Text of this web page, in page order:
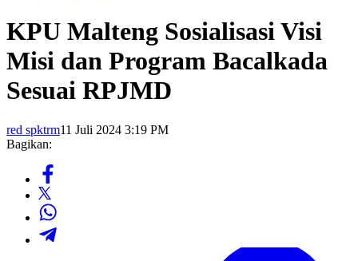
KPU Malteng Sosialisasi Visi
Misi dan Program Bacalkada
Sesuai RPJMD
red spktrm11 Juli 2024 3:19 PM
Bagikan: